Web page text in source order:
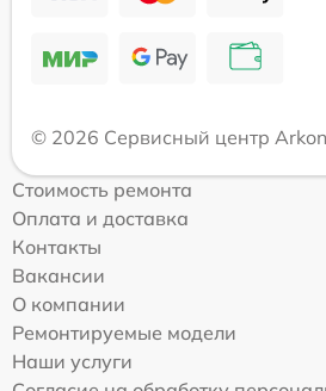
© 2026 Сервисный центр Arkon
Стоимость ремонта
Оплата и доставка
Контакты
Вакансии
О компании
Ремонтируемые модели
Наши услуги